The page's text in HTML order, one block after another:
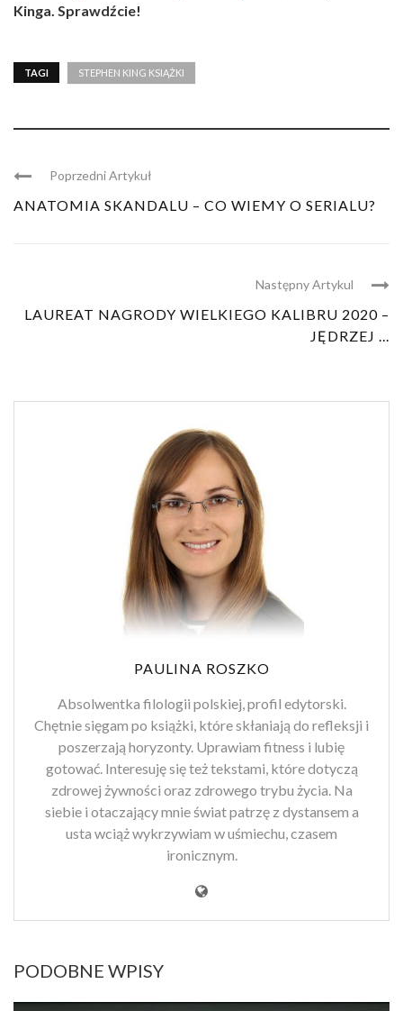
Kinga. Sprawdźcie!
TAGI STEPHEN KING KSIĄŻKI
Poprzedni Artykuł
ANATOMIA SKANDALU – CO WIEMY O SERIALU?
Następny Artykul
LAUREAT NAGRODY WIELKIEGO KALIBRU 2020 –
JĘDRZEJ ...
PAULINA ROSZKO
Absolwentka filologii polskiej, profil edytorski.
Chętnie sięgam po książki, które skłaniają do refleksji i
poszerzają horyzonty. Uprawiam fitness i lubię
gotować. Interesuję się też tekstami, które dotyczą
zdrowej żywności oraz zdrowego trybu życia. Na
siebie i otaczający mnie świat patrzę z dystansem a
usta wciąż wykrzywiam w uśmiechu, czasem
ironicznym.
PODOBNE WPISY